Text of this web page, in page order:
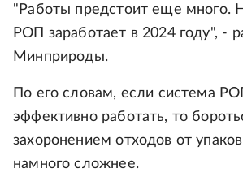
"Работы предстоит еще много.
РОП заработает в 2024 году", -
Минприроды.
По его словам, если система
эффективно работать, то
захоронением отходов от
намного сложнее.